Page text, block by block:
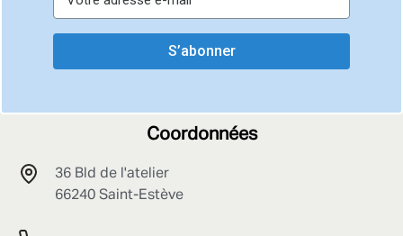
S’abonner
Coordonnées
36 Bld de l'atelier
66240 Saint-Estève